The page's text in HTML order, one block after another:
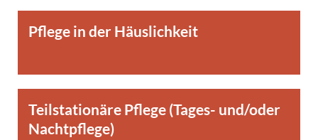
Pflege in der Häuslichkeit
Teilstationäre Pflege (Tages- und/oder
Nachtpflege)